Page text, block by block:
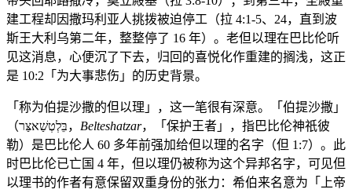
建工程却因撒玛利亚人挑拨被迫停工（拉 4:1-5、24，直到波
斯王大利乌第二年，整整停了 16 年）。老但以理在巴比伦听
见这消息，心便沉了下去，归回的喜悦化作重建的搁浅，这正
是 10:2「为大事悲伤」的历史背景。
「称为伯提沙撒的但以理」，这一笔很有深意。「伯提沙撒」
（בֵּלְטְשַׁאצַּר， Belteshatzar，「保护王者」，指巴比伦神祇彼
勒）是巴比伦人 60 多年前强加给但以理的名字（但 1:7）。此
时巴比伦已亡国 4 年，但以理仍被称为这个异邦名字，可见但
以理书的作者有意保留双重身份的张力：希伯来名意为「上帝